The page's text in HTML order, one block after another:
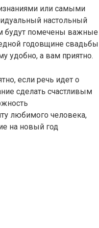
или самыми
настольный
будут помечены важные
годовщине свадьбы
удобно, а вам приятно.
если речь идет о
сделать счастливым
любимого человека,
на новый год